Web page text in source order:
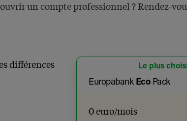
un compte professionnel ? Rendez-
différences Le plus
Europabank EcoPack
0 euro/mois